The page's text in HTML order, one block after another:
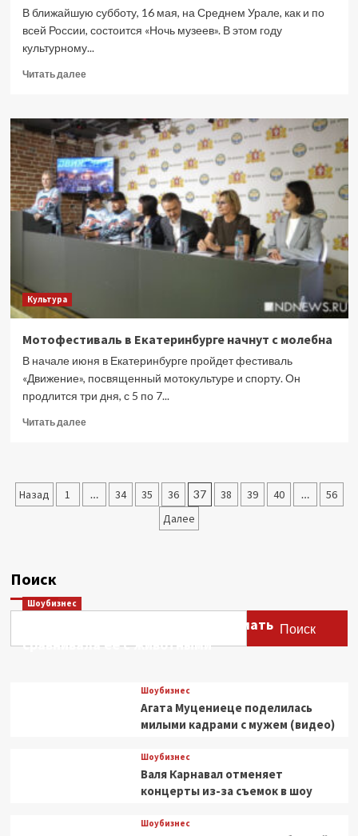
В ближайшую субботу, 16 мая, на Среднем Урале, как и по
всей России, состоится «Ночь музеев». В этом году
культурному...
Читать далееПрочитать
Фестиваль
маршрутов
и
много
рока
–
чем
будет
удивлять
Культура
Мотофестиваль в Екатеринбурге начнут с молебна
В начале июня в Екатеринбурге пройдет фестиваль
«Движение», посвященный мотокультуре и спорту. Он
продлится три дня, с 5 по 7...
Читать далееПрочитать
в
Екатеринбурге
Пагинация
Назад 1 … 34 35 36 37 38 39 40 …
56
Далее
Поиск
Поиск
Шоубизнес
Этери Тутберидзе заявила, что мать
сравнивала ее с животными
Шоубизнес
Агата Муцениеце поделилась
милыми кадрами с мужем (видео)
Шоубизнес
Валя Карнавал отменяет
концерты из-за съемок в шоу
Шоубизнес